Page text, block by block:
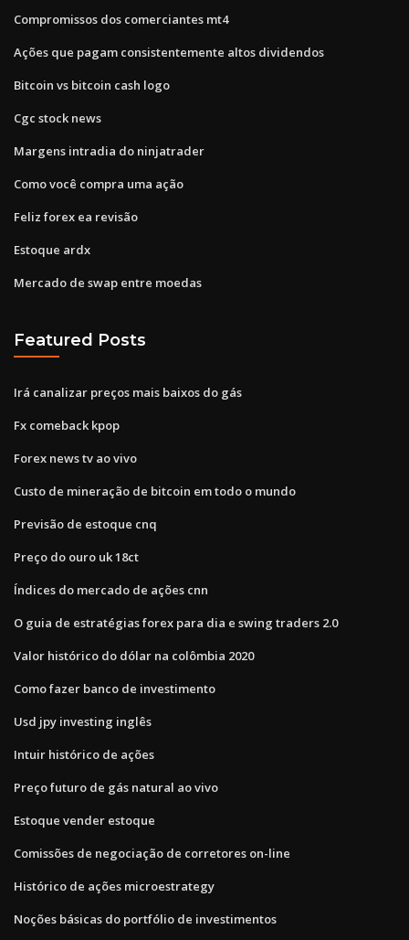
Compromissos dos comerciantes mt4
Ações que pagam consistentemente altos dividendos
Bitcoin vs bitcoin cash logo
Cgc stock news
Margens intradia do ninjatrader
Como você compra uma ação
Feliz forex ea revisão
Estoque ardx
Mercado de swap entre moedas
Featured Posts
Irá canalizar preços mais baixos do gás
Fx comeback kpop
Forex news tv ao vivo
Custo de mineração de bitcoin em todo o mundo
Previsão de estoque cnq
Preço do ouro uk 18ct
Índices do mercado de ações cnn
O guia de estratégias forex para dia e swing traders 2.0
Valor histórico do dólar na colômbia 2020
Como fazer banco de investimento
Usd jpy investing inglês
Intuir histórico de ações
Preço futuro de gás natural ao vivo
Estoque vender estoque
Comissões de negociação de corretores on-line
Histórico de ações microestrategy
Noções básicas do portfólio de investimentos